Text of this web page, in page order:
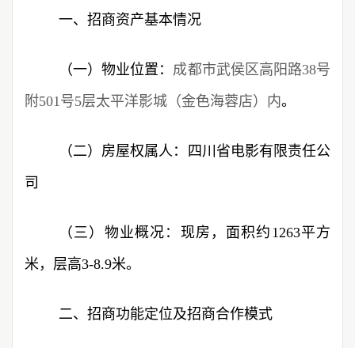
一、招商资产基本情况
（一）物业位置： 成都市武侯区高阳路38号
附501号5层太平洋影城（金色海蓉店）内。
（二）房屋权属人：四川省电影有限责任公
司
（三）物业概况：现房，面积约1263平方
米，层高3-8.9米。
二、招商功能定位及招商合作模式